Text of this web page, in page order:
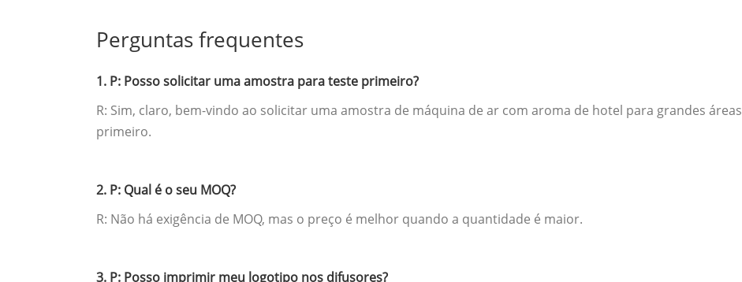
Perguntas frequentes
1. P: Posso solicitar uma amostra para teste primeiro?
R: Sim, claro, bem-vindo ao solicitar uma amostra de máquina de ar com aroma de hotel para grandes
primeiro.
2. P: Qual é o seu MOQ?
R: Não há exigência de MOQ, mas o preço é melhor quando a quantidade é maior.
3. P: Posso imprimir meu logotipo nos difusores?